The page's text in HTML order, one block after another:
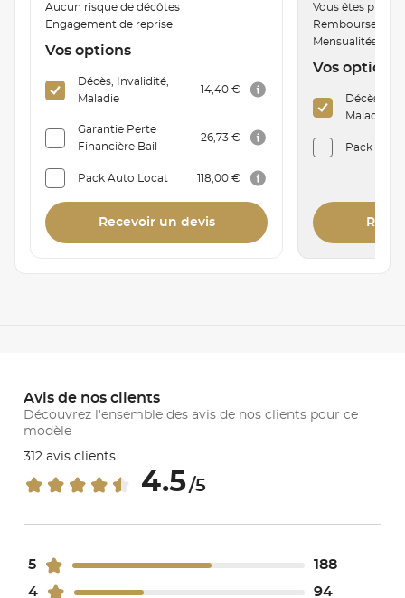
Aucun risque de décôtes
Engagement de reprise
Vos options
Décès, Invalidité,
Maladie
14,40 €
Garantie Perte
Financière Bail
26,73 €
Pack Auto Locat 118,00 €
Recevoir un devis
Vous êtes
Mensualités
Vos options
Décès,
Maladie
Pack Auto
Avis de nos clients
Découvrez l'ensemble des avis de nos clients pour ce
modèle
312 avis clients
4.5/5
5
188
4
94